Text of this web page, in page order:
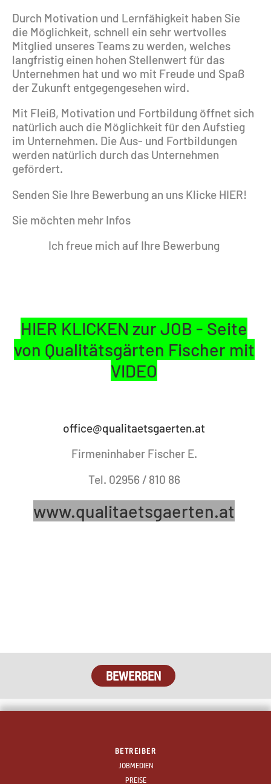
Durch Motivation und Lernfähigkeit haben Sie
die Möglichkeit, schnell ein sehr wertvolles
Mitglied unseres Teams zu werden, welches
langfristig einen hohen Stellenwert für das
Unternehmen hat und wo mit Freude und Spaß
der Zukunft entgegengesehen wird.
Mit Fleiß, Motivation und Fortbildung öffnet sich
natürlich auch die Möglichkeit für den Aufstieg
im Unternehmen. Die Aus- und Fortbildungen
werden natürlich durch das Unternehmen
gefördert.
Senden Sie Ihre Bewerbung an uns Klicke HIER!
Sie möchten mehr Infos
Ich freue mich auf Ihre Bewerbung
HIER KLICKEN zur JOB - Seite
von Qualitätsgärten Fischer mit
VIDEO
office@qualitaetsgaerten.at
Firmeninhaber Fischer E.
Tel. 02956 / 810 86
www.qualitaetsgaerten.at
BEWERBEN
BETREIBER
JOBMEDIEN
PREISE